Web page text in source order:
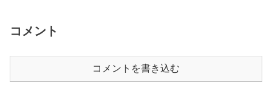
コメント
コメントを書き込む